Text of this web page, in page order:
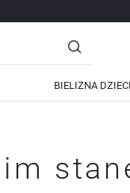
OTRZYMASZ
BIELIZNA